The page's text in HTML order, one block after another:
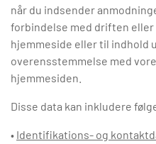
når du indsender
forbindelse med driften eller
hjemmeside eller til indhold
overensstemmelse med
hjemmesiden.
Disse data kan inkludere
• Identifikations- og